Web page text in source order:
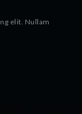
elit. Nullam